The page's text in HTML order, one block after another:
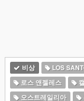
비상 LOS
로스 앤젤레스
오스트레일리아